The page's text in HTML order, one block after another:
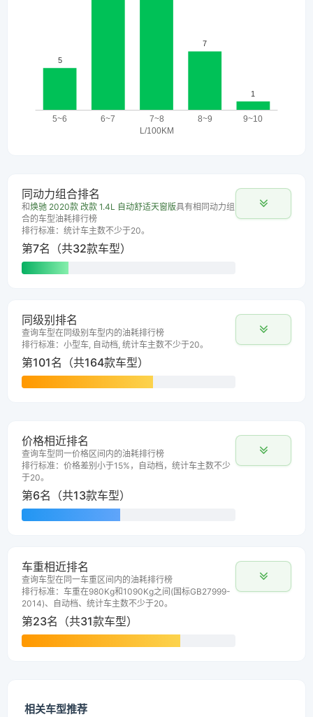
同动力组合排名
和焕驰 2020款 改款 1.4L 自动舒适天窗版具有相同动力组
合的车型油耗排行榜
排行标准：统计车主数不少于20。
第7名（共32款车型）
同级别排名
查询车型在同级别车型内的油耗排行榜
排行标准：小型车, 自动档, 统计车主数不少于20。
第101名（共164款车型）
价格相近排名
查询车型同一价格区间内的油耗排行榜
排行标准：价格差别小于15%，自动档，统计车主数不少
于20。
第6名（共13款车型）
车重相近排名
查询车型在同一车重区间内的油耗排行榜
排行标准：车重在980Kg和1090Kg之间(国标GB27999-
2014)、自动档、统计车主数不少于20。
第23名（共31款车型）
相关车型推荐